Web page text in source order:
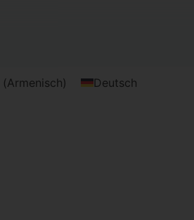
(Armenisch) Deutsch